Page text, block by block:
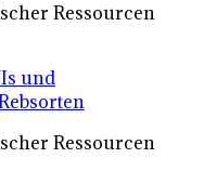
Ressourcen
und
Ressourcen